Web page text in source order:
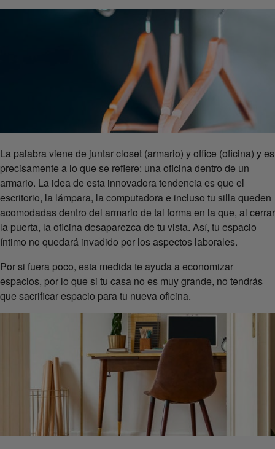
La palabra viene de juntar closet (armario) y office (oficina) y es
precisamente a lo que se refiere: una oficina dentro de un
armario. La idea de esta innovadora tendencia es que el
escritorio, la lámpara, la computadora e incluso tu silla queden
acomodadas dentro del armario de tal forma en la que, al cerrar
la puerta, la oficina desaparezca de tu vista. Así, tu espacio
íntimo no quedará invadido por los aspectos laborales.
Por si fuera poco, esta medida te ayuda a economizar
espacios, por lo que si tu casa no es muy grande, no tendrás
que sacrificar espacio para tu nueva oficina.